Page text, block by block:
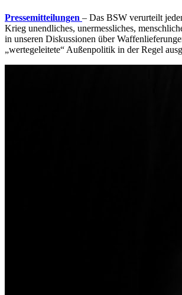
Pressemitteilungen – Das BSW verurteilt
Krieg unendliches, unermessliches,
in unseren Diskussionen über
„wertegeleitete“ Außenpolitik in der Regel